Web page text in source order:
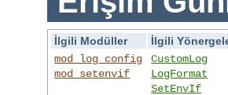
İlgili Modüller
İlgili
mod_log_config
mod_setenvif
CustomLog
LogFormat
SetEnvIf